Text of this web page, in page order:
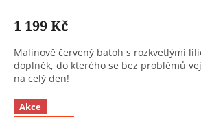
1 199 Kč
Malinově červený batoh s rozkvetlými
doplněk, do kterého se bez problémů
na celý den!
Akce